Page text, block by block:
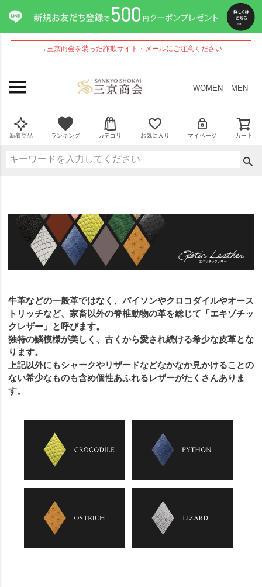
→三京商会を装った詐欺サイト・メールにご注意ください
WOMEN MEN
新着商品 ランキング カテゴリ お気に入り マイページ カート
牛革などの一般革ではなく、パイソンやクロコダイルやオース
トリッチなど、家畜以外の脊椎動物の革を総じて「エキゾチッ
クレザー」と呼びます。
独特の鱗模様が美しく、古くから愛され続ける希少な皮革とな
ります。
上記以外にもシャークやリザードなどなかなか見かけることの
ない希少なものも含め個性あふれるレザーがたくさんありま
す。